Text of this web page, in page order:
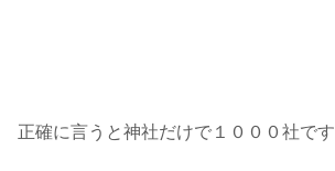
正確に言うと神社だけで１０００社です